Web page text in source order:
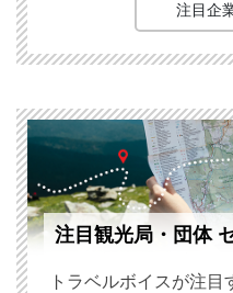
注目企
注目観光局・団体
トラベルボイスが注